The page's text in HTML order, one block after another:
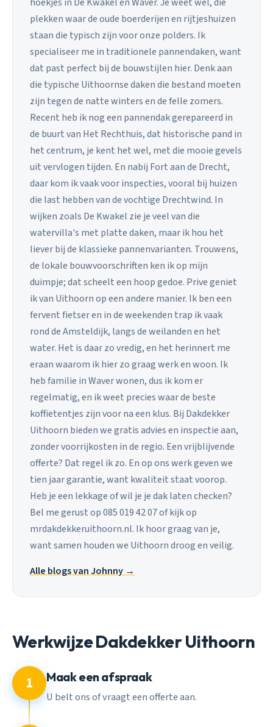
hoekjes in De Kwakel en Waver. Je weet wel, die
plekken waar de oude boerderijen en rijtjeshuizen
staan die typisch zijn voor onze polders. Ik
specialiseer me in traditionele pannendaken, want
dat past perfect bij de bouwstijlen hier. Denk aan
die typische Uithoornse daken die bestand moeten
zijn tegen de natte winters en de felle zomers.
Recent heb ik nog een pannendak gerepareerd in
de buurt van Het Rechthuis, dat historische pand in
het centrum, je kent het wel, met die mooie gevels
uit vervlogen tijden. En nabij Fort aan de Drecht,
daar kom ik vaak voor inspecties, vooral bij huizen
die last hebben van de vochtige Drechtwind. In
wijken zoals De Kwakel zie je veel van die
watervilla's met platte daken, maar ik hou het
liever bij de klassieke pannenvarianten. Trouwens,
de lokale bouwvoorschriften ken ik op mijn
duimpje; dat scheelt een hoop gedoe. Prive geniet
ik van Uithoorn op een andere manier. Ik ben een
fervent fietser en in de weekenden trap ik vaak
rond de Amsteldijk, langs de weilanden en het
water. Het is daar zo vredig, en het herinnert me
eraan waarom ik hier zo graag werk en woon. Ik
heb familie in Waver wonen, dus ik kom er
regelmatig, en ik weet precies waar de beste
koffietentjes zijn voor na een klus. Bij Dakdekker
Uithoorn bieden we gratis advies en inspectie aan,
zonder voorrijkosten in de regio. Een vrijblijvende
offerte? Dat regel ik zo. En op ons werk geven we
tien jaar garantie, want kwaliteit staat voorop.
Heb je een lekkage of wil je je dak laten checken?
Bel me gerust op 085 019 42 07 of kijk op
mrdakdekkeruithoorn.nl. Ik hoor graag van je,
want samen houden we Uithoorn droog en veilig.
Alle blogs van Johnny →
Werkwijze Dakdekker Uithoorn
1 Maak een afspraak
U belt ons of vraagt een offerte aan.